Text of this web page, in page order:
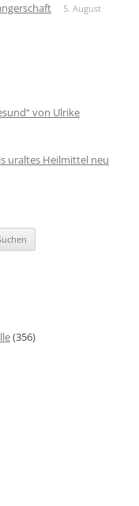
5. August
von Ulrike
uraltes Heilmittel neu
(356)